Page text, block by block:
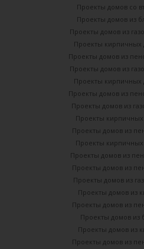
Проекты домов со
Проекты домов из
Проекты домов из
Проекты кирпичных
Проекты домов из
Проекты домов из
Проекты кирпичных
Проекты домов из
Проекты домов из
Проекты кирпичных
Проекты домов из
Проекты кирпичных
Проекты домов из
Проекты домов из
Проекты домов из
Проекты домов из
Проекты домов из
Проекты домов из
Проекты домов из
Проекты домов из